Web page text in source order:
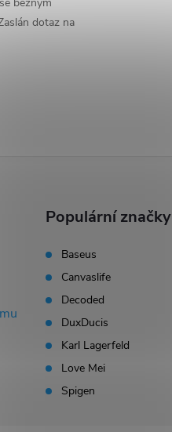
dotaz na
Populární značky
Baseus
Canvaslife
Decoded
DuxDucis
Karl Lagerfeld
Love Mei
Spigen